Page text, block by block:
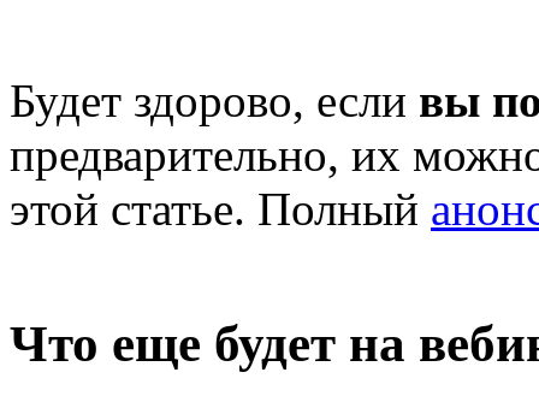
Будет здорово, если вы
предварительно, их
этой статье. Полный
Что еще будет на